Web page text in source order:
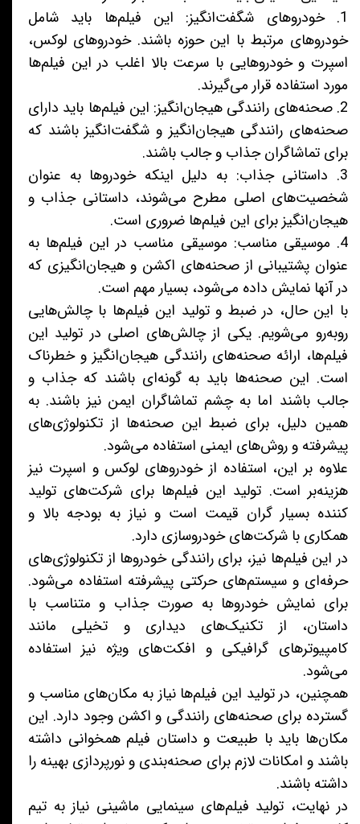
1. خودروهای شگفت‌انگیز: این فیلم‌ها باید شامل
خودروهای مرتبط با این حوزه باشند. خودروهای لوکس،
اسپرت و خودروهایی با سرعت بالا اغلب در این فیلم‌ها
مورد استفاده قرار می‌گیرند.
2. صحنه‌های رانندگی هیجان‌انگیز: این فیلم‌ها باید دارای
صحنه‌های رانندگی هیجان‌انگیز و شگفت‌انگیز باشند که
برای تماشاگران جذاب و جالب باشند.
3. داستانی جذاب: به دلیل اینکه خودروها به عنوان
شخصیت‌های اصلی مطرح می‌شوند، داستانی جذاب و
هیجان‌انگیز برای این فیلم‌ها ضروری است.
4. موسیقی مناسب: موسیقی مناسب در این فیلم‌ها به
عنوان پشتیبانی از صحنه‌های اکشن و هیجان‌انگیزی که
در آنها نمایش داده می‌شود، بسیار مهم است.
با این حال، در ضبط و تولید این فیلم‌ها با چالش‌هایی
روبه‌رو می‌شویم. یکی از چالش‌های اصلی در تولید این
فیلم‌ها، ارائه صحنه‌های رانندگی هیجان‌انگیز و خطرناک
است. این صحنه‌ها باید به گونه‌ای باشند که جذاب و
جالب باشند اما به چشم تماشاگران ایمن نیز باشند. به
همین دلیل، برای ضبط این صحنه‌ها از تکنولوژی‌های
پیشرفته و روش‌های ایمنی استفاده می‌شود.
علاوه بر این، استفاده از خودروهای لوکس و اسپرت نیز
هزینه‌بر است. تولید این فیلم‌ها برای شرکت‌های تولید
کننده بسیار گران قیمت است و نیاز به بودجه بالا و
همکاری با شرکت‌های خودروسازی دارد.
در این فیلم‌ها نیز، برای رانندگی خودروها از تکنولوژی‌های
حرفه‌ای و سیستم‌های حرکتی پیشرفته استفاده می‌شود.
برای نمایش خودروها به صورت جذاب و متناسب با
داستان، از تکنیک‌های دیداری و تخیلی مانند
کامپیوترهای گرافیکی و افکت‌های ویژه نیز استفاده
می‌شود.
همچنین، در تولید این فیلم‌ها نیاز به مکان‌های مناسب و
گسترده برای صحنه‌های رانندگی و اکشن وجود دارد. این
مکان‌ها باید با طبیعت و داستان فیلم همخوانی داشته
باشند و امکانات لازم برای صحنه‌بندی و نورپردازی بهینه را
داشته باشند.
در نهایت، تولید فیلم‌های سینمایی ماشینی نیاز به تیم